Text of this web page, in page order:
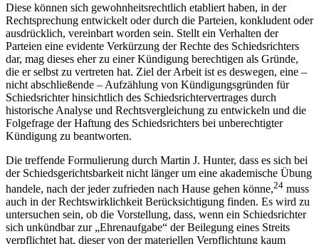
Diese können sich gewohnheitsrechtlich etabliert haben, in der
Rechtsprechung entwickelt oder durch die Parteien, konkludent oder
ausdrücklich, vereinbart worden sein. Stellt ein Verhalten der
Parteien eine evidente Verkürzung der Rechte des Schiedsrichters
dar, mag dieses eher zu einer Kündigung berechtigen als Gründe,
die er selbst zu vertreten hat. Ziel der Arbeit ist es deswegen, eine –
nicht abschließende – Aufzählung von Kündigungsgründen für
Schiedsrichter hinsichtlich des Schiedsrichtervertrages durch
historische Analyse und Rechtsvergleichung zu entwickeln und die
Folgefrage der Haftung des Schiedsrichters bei unberechtigter
Kündigung zu beantworten.
Die treffende Formulierung durch Martin J. Hunter, dass es sich bei
der Schiedsgerichtsbarkeit nicht länger um eine akademische Übung
handele, nach der jeder zufrieden nach Hause gehen könne,24 muss
auch in der Rechtswirklichkeit Berücksichtigung finden. Es wird zu
untersuchen sein, ob die Vorstellung, dass, wenn ein Schiedsrichter
sich unkündbar zur „Ehrenaufgabe“ der Beilegung eines Streits
verpflichtet hat, dieser von der materiellen Verpflichtung kaum